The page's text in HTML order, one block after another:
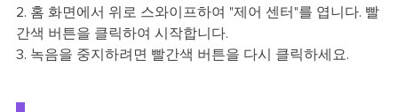
2. 홈 화면에서 위로 스와이프하여 "제어 센터"를 엽니다. 빨
간색 버튼을 클릭하여 시작합니다.
3. 녹음을 중지하려면 빨간색 버튼을 다시 클릭하세요.